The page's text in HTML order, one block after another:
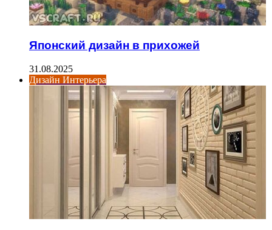
Японский дизайн в прихожей
31.08.2025
Дизайн Интерьера